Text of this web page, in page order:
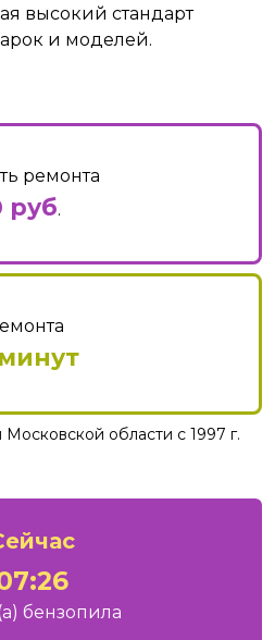
высокий стандарт
и моделей.
ремонта
руб.
области с 1997 г.
бензопила